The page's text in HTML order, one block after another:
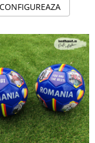
CONFIGUREAZA